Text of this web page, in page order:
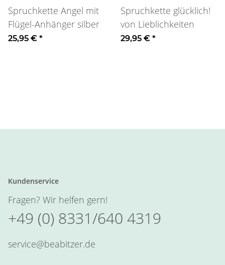
Spruchkette Angel mit
Flügel-Anhänger silber
25,95 € *
Spruchkette glücklich!
von Lieblichkeiten
29,95 € *
Kundenservice
Fragen? Wir helfen gern!
+49 (0) 8331/640 4319
service@beabitzer.de